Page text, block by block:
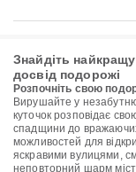
Знайдіть
досвід подорожі
Розпочніть свою
Вирушайте у
куточок розповідає
спадщини до
можливостей для
яскравими вулицями,
неповторний шарм